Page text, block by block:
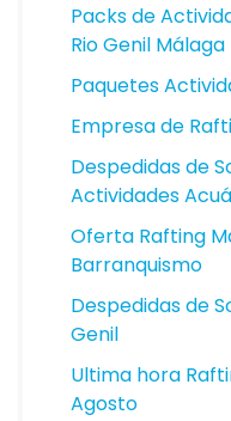
Packs de
Rio Genil Málaga
Paquetes
Empresa de
Despedidas de
Actividades
Oferta Rafting
Barranquismo
Despedidas de
Genil
Ultima hora
Agosto